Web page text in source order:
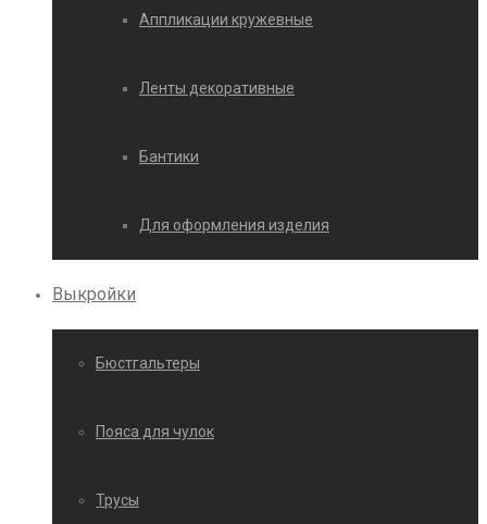
Аппликации кружевные
Ленты декоративные
Бантики
Для оформления изделия
Выкройки
Бюстгальтеры
Пояса для чулок
Трусы